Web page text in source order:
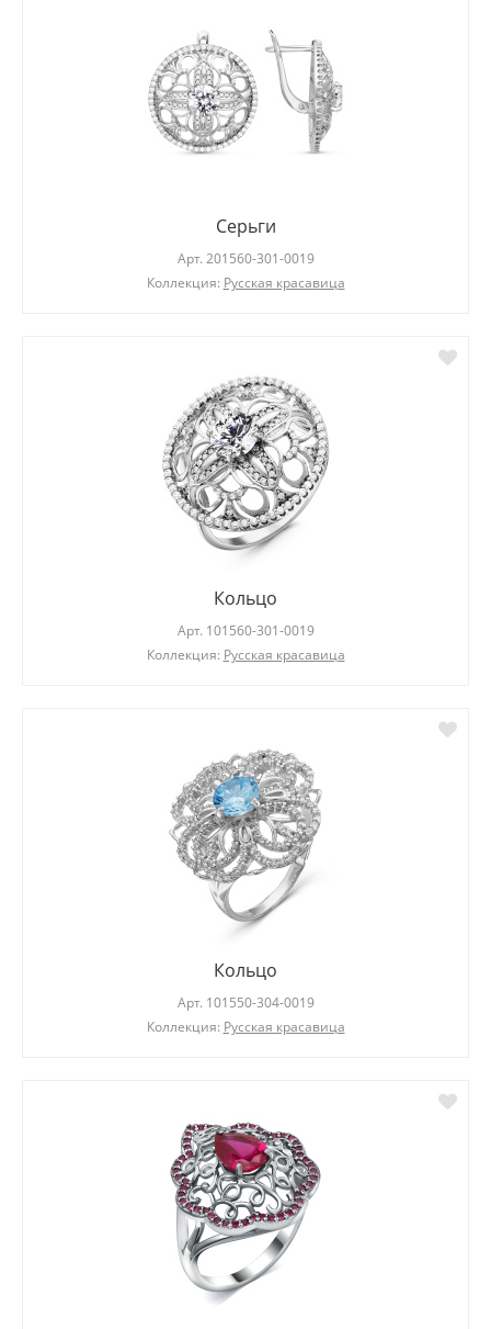
Серьги
Арт. 201560-301-0019
Коллекция: Русская красавица
Кольцо
Арт. 101560-301-0019
Коллекция: Русская красавица
Кольцо
Арт. 101550-304-0019
Коллекция: Русская красавица